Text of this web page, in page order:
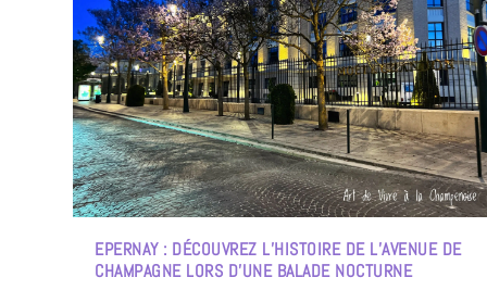
EPERNAY : DÉCOUVREZ L’HISTOIRE DE L’AVENUE DE
CHAMPAGNE LORS D’UNE BALADE NOCTURNE